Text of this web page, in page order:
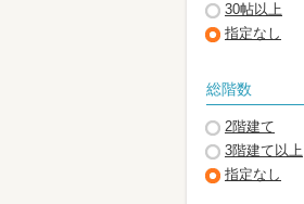
30帖以上
指定なし
総階数
2階建て
3階建て以上
指定なし